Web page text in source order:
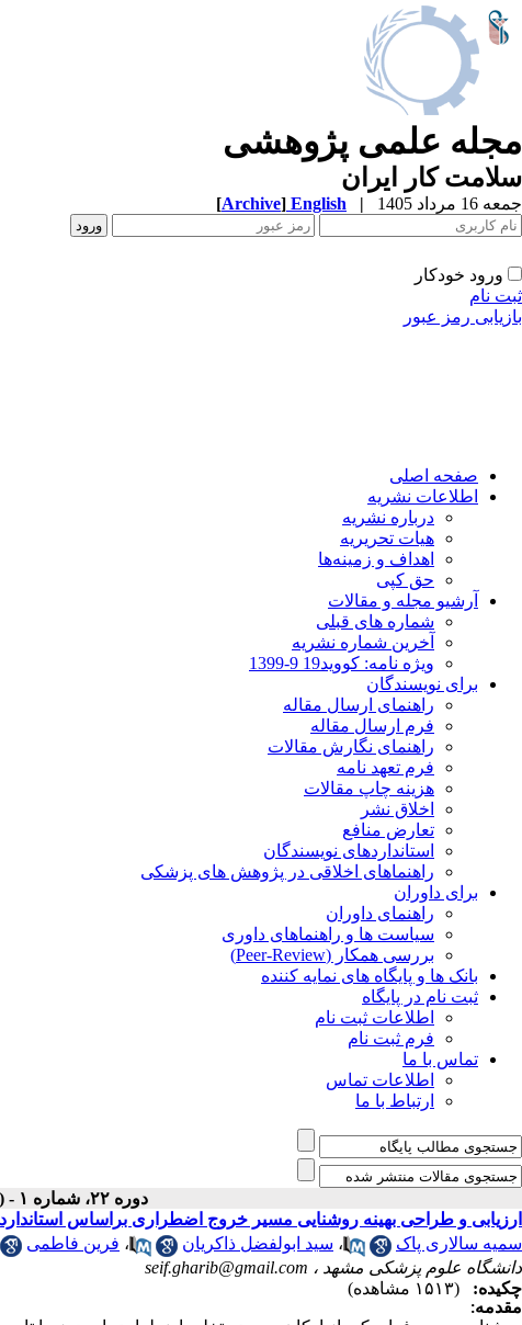
مجله علمی پژوهشی
سلامت کار ایران
جمعه 16 مرداد 1405 |
English
[Archive]
ورود خودکار
ثبت نام
بازیابی رمز عبور
صفحه اصلی
اطلاعات نشریه
درباره نشریه
هیات تحریریه
اهداف و زمینه‌ها
حق کپی
آرشیو مجله و مقالات
شماره های قبلی
آخرین شماره نشریه
ویژه نامه: کووید19 9-1399
برای نویسندگان
راهنمای ارسال مقاله
فرم ارسال مقاله
راهنمای نگارش مقالات
فرم تعهد نامه
هزینه چاپ مقالات
اخلاق نشر
تعارض منافع
استانداردهای نویسندگان
راهنماهای اخلاقی در پژوهش های پزشکی
برای داوران
راهنمای داوران
سیاست ها و راهنماهای داوری
بررسی همکار (Peer-Review)
بانک ها و پایگاه های نمایه کننده
ثبت نام در پایگاه
اطلاعات ثبت نام
فرم ثبت نام
تماس با ما
اطلاعات تماس
ارتباط با ما
دوره ۲۲، شماره ۱ - ( ۱۴۰۴ )
ارزیابی و طراحی بهینه روشنایی مسیر خروج اضطراری براساس
سمیه سالاری پاک
، سید ابولفضل ذاکریان ، فرین فاطمی
دانشگاه علوم پزشکی مشهد ، seif.gharib@gmail.com
چکیده:
(۱۵۱۳ مشاهده)
مقدمه: